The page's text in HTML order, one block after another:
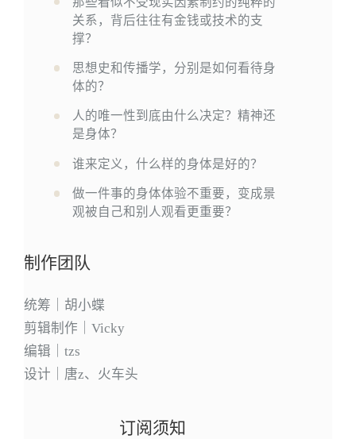
关系，背后往往有金钱或技术的支
撑？
思想史和传播学，分别是如何看待身
体的？
人的唯一性到底由什么决定？精神还
是身体？
谁来定义，什么样的身体是好的？
做一件事的身体体验不重要，变成景
观被自己和别人观看更重要？
制作团队
统筹｜胡小蝶
剪辑制作｜Vicky
编辑｜tzs
设计｜唐z、火车头
订阅须知